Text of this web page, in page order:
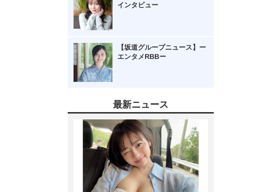
インタビュー
【坂道グループニュース】ー
エンタメRBBー
最新ニュース